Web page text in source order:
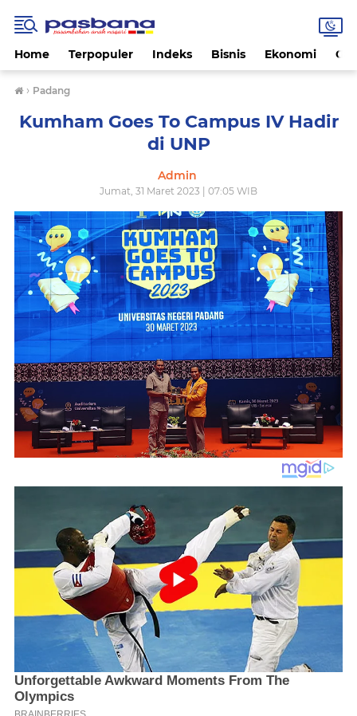
Home Terpopuler Indeks Bisnis Ekonomi
› Padang
Kumham Goes To Campus IV Hadir
di UNP
Admin
Jumat, 31 Maret 2023 | 07:05 WIB